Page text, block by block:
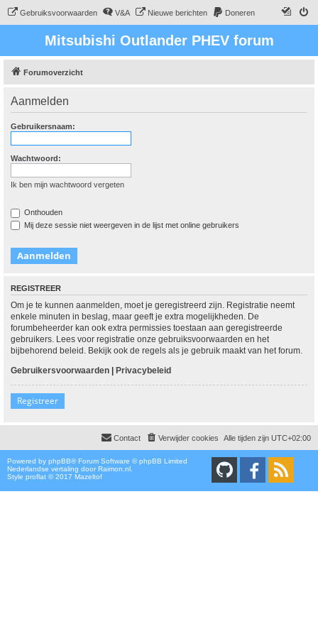
Gebruiksvoorwaarden V&A Nieuwe berichten Doneren
Mitsubishi Outlander PHEV forum
Forumoverzicht
Aanmelden
Gebruikersnaam:
Wachtwoord:
Ik ben mijn wachtwoord vergeten
Onthouden
Mij deze sessie niet weergeven in de lijst met online gebruikers
REGISTREER
Om je te kunnen aanmelden, moet je geregistreerd zijn. Registratie neemt
enkele minuten in beslag, maar geeft je extra mogelijkheden. De
forumbeheerder kan ook extra permissies toestaan aan geregistreerde
gebruikers. Lees voor registratie onze gebruiksvoorwaarden en het
bijbehorend beleid. Bekijk ook de regels als je gebruik maakt van het forum.
Gebruikersvoorwaarden | Privacybeleid
Registreer
Alle tijden zijn UTC+02:00
Verwijder cookies
Contact
Powered by phpBB® Forum Software © phpBB Limited
Nederlandse vertaling door Raimon.nl
Style proflat © 2017 Mazeltof